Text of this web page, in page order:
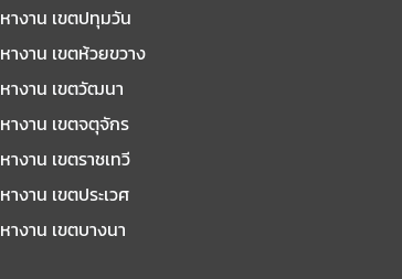
หางาน เขตปทุมวัน
หางาน เขตห้วยขวาง
หางาน เขตวัฒนา
หางาน เขตจตุจักร
หางาน เขตราชเทวี
หางาน เขตประเวศ
หางาน เขตบางนา